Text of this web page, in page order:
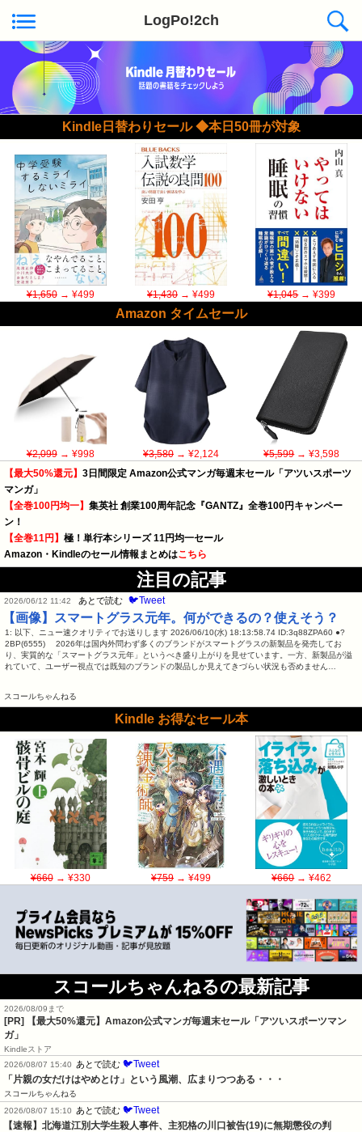
LogPo!2ch
Kindle日替わりセール ◆本日50冊が対象
¥1,650→ ¥499 ¥1,430→ ¥499 ¥1,045→ ¥399
Amazon タイムセール
¥2,099→ ¥998 ¥3,580→ ¥2,124 ¥5,599→ ¥3,598
【最大50%還元】 3日間限定 Amazon公式マンガ毎週末セール「アツいスポーツ
マンガ」
【全巻100円均一】 集英社 創業100周年記念『GANTZ』全巻100円キャンペー
ン！
【全巻11円】 極！単行本シリーズ 11円均一セール
Amazon・Kindleのセール情報まとめはこちら
注目の記事
2026/06/12 11:42 あとで読む 🐦Tweet
【画像】スマートグラス元年。何ができるの？使えそう？
1: 以下、ニュー速クオリティでお送りします 2026/06/10(水) 18:13:58.74 ID:3q88ZPA60 ●?
2BP(6555) 2026年は国内外問わず多くのブランドがスマートグラスの新製品を発売してお
り、実質的な「スマートグラス元年」というべき盛り上がりを見せています。一方、新製品が溢
れていて、ユーザー視点では既知のブランドの製品しか見えてきづらい状況も否めません…
スコールちゃんねる
Kindle お得なセール本
¥660→ ¥330 ¥759→ ¥499 ¥660→ ¥462
スコールちゃんねるの最新記事
2026/08/09まで
[PR]
【最大50%還元】Amazon公式マンガ毎週末セール「アツいスポーツマン
ガ」
Kindleストア
2026/08/07 15:40
あとで読む 🐦Tweet
「片親の女だけはやめとけ」という風潮、広まりつつある・・・
スコールちゃんねる
2026/08/07 15:10
あとで読む 🐦Tweet
【速報】北海道江別大学生殺人事件、主犯格の川口被告(19)に無期懲役の判